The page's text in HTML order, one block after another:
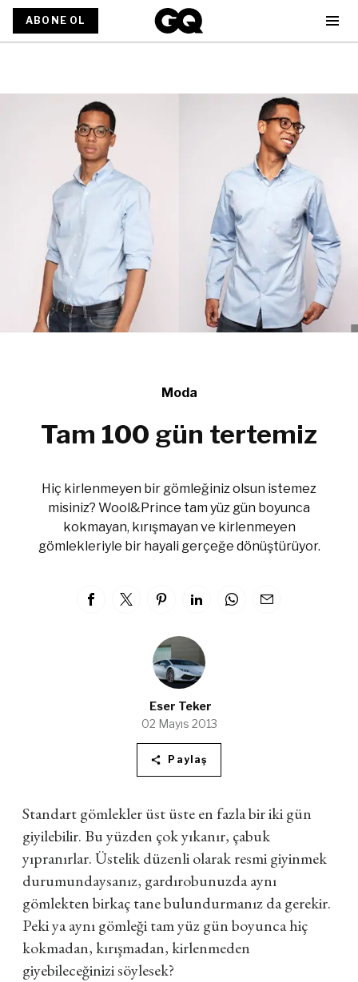
ABONE OL
Moda
Tam 100 gün tertemiz
Hiç kirlenmeyen bir gömleğiniz olsun istemez
misiniz? Wool&Prince tam yüz gün boyunca
kokmayan, kırışmayan ve kirlenmeyen
gömlekleriyle bir hayali gerçeğe dönüştürüyor.
Eser Teker
02 Mayıs 2013
Paylaş
Standart gömlekler üst üste en fazla bir iki gün
giyilebilir. Bu yüzden çok yıkanır, çabuk
yıpranırlar. Üstelik düzenli olarak resmi giyinmek
durumundaysanız, gardırobunuzda aynı
gömlekten birkaç tane bulundurmanız da gerekir.
Peki ya aynı gömleği tam yüz gün boyunca hiç
kokmadan, kırışmadan, kirlenmeden
giyebileceğinizi söylesek?